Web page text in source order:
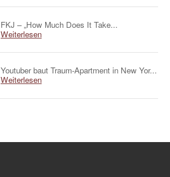
FKJ – „How Much Does It Take...
Weiterlesen
Youtuber baut Traum-Apartment in New Yor...
Weiterlesen